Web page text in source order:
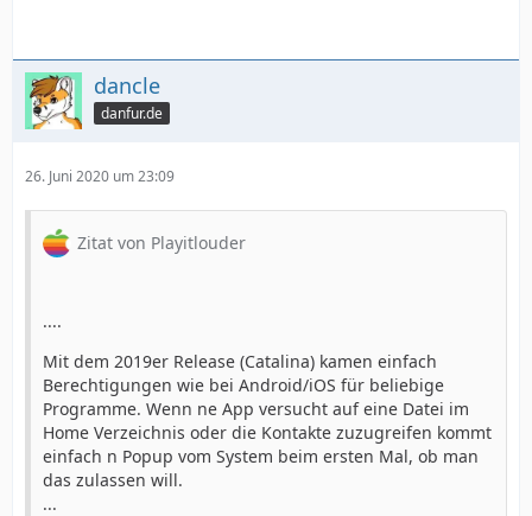
dancle
danfur.de
26. Juni 2020 um 23:09
Zitat von Playitlouder
....
Mit dem 2019er Release (Catalina) kamen einfach
Berechtigungen wie bei Android/iOS für beliebige
Programme. Wenn ne App versucht auf eine Datei im
Home Verzeichnis oder die Kontakte zuzugreifen kommt
einfach n Popup vom System beim ersten Mal, ob man
das zulassen will.
...